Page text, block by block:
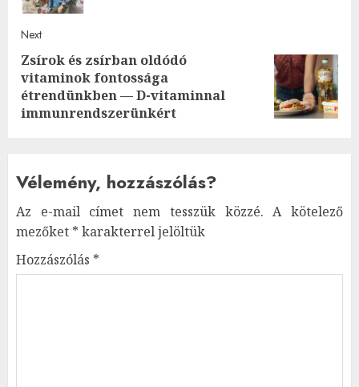
Next
Next
post:
Zsírok és zsírban oldódó
vitaminok fontossága
étrendünkben — D-vitaminnal
immunrendszerünkért
Vélemény, hozzászólás?
Az e-mail címet nem tesszük közzé. A kötelező
mezőket * karakterrel jelöltük
Hozzászólás *